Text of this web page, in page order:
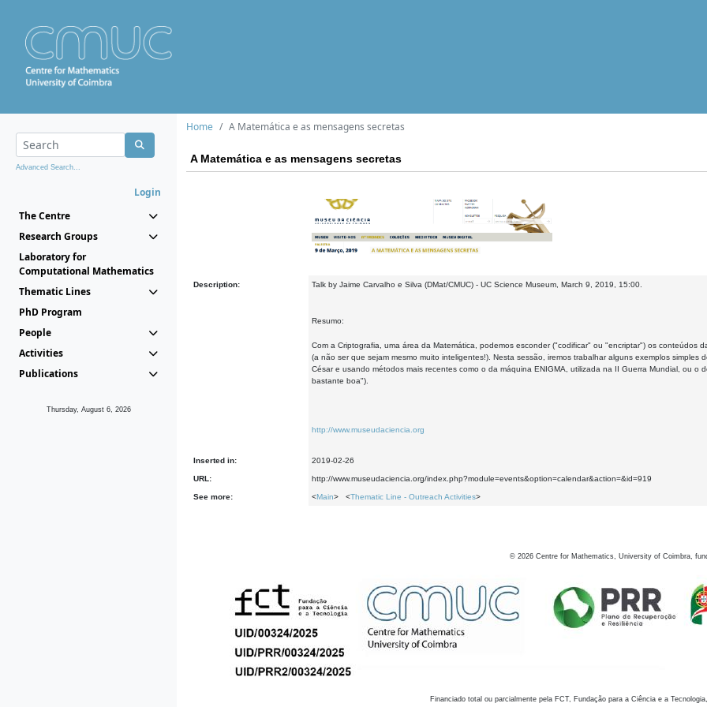
Advanced Search...
Login
The Centre
Research Groups
Laboratory for
Computational Mathematics
Thematic Lines
PhD Program
People
Activities
Publications
Thursday, August 6, 2026
Home A Matemática e as mensagens secretas
A Matemática e as mensagens secretas
Description: Talk by Jaime Carvalho e Silva (DMat/CMUC) - UC Science Museum, March 9, 2019, 15:00.
Resumo:
Com a Criptografia, uma área da Matemática, podemos esconder ("codificar" ou "encriptar") os
(a não ser que sejam mesmo muito inteligentes!). Nesta sessão, iremos trabalhar alguns exemplos
César e usando métodos mais recentes como o da máquina ENIGMA, utilizada na II Guerra Mundial, ou
bastante boa").
http://www.museudaciencia.org
Inserted in: 2019-02-26
URL: http://www.museudaciencia.org/index.php?module=events&option=calendar&action=&id=919
See more: <Main> <Thematic Line - Outreach Activities>
© 2026 Centre for Mathematics, University of Coimbra,
Financiado total ou parcialmente pela FCT, Fundação para a Ciência e a